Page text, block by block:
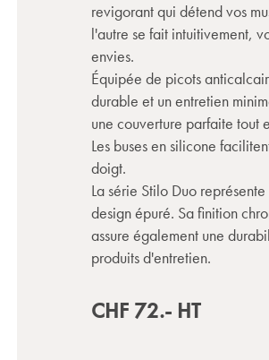
revigorant qui détend vos
l'autre se fait intuitivement,
envies.
Équipée de picots
durable et un entretien
une couverture parfaite tout
Les buses en silicone
doigt.
La série Stilo Duo
design épuré. Sa finition
assure également une
produits d'entretien.
CHF 72.- HT